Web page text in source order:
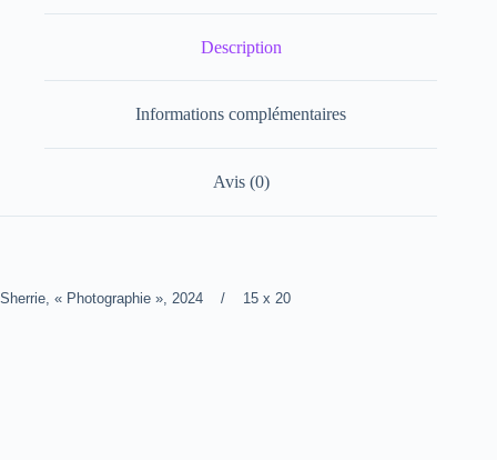
Description
Informations complémentaires
Avis (0)
Sherrie, « Photographie », 2024 / 15 x 20